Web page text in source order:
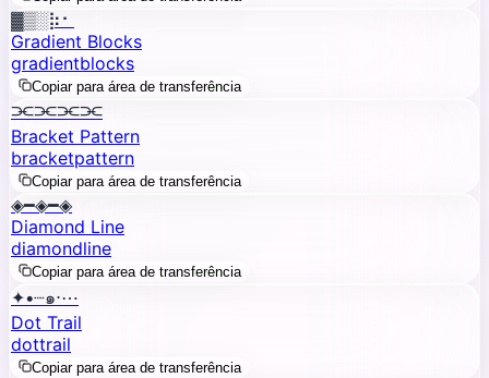
▓▒░⡷⠂
Gradient Blocks
gradientblocks
Copiar para área de transferência
⫘⫘⫘⫘
Bracket Pattern
bracketpattern
Copiar para área de transferência
◈━◈━◈
Diamond Line
diamondline
Copiar para área de transferência
✦•┈๑⋅⋯
Dot Trail
dottrail
Copiar para área de transferência